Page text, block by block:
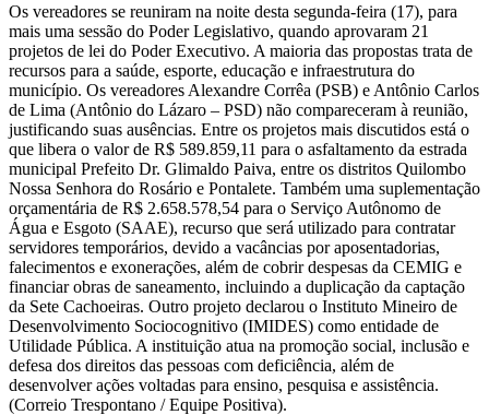
Os vereadores se reuniram na noite desta segunda-feira (17), para
mais uma sessão do Poder Legislativo, quando aprovaram 21
projetos de lei do Poder Executivo. A maioria das propostas trata de
recursos para a saúde, esporte, educação e infraestrutura do
município. Os vereadores Alexandre Corrêa (PSB) e Antônio Carlos
de Lima (Antônio do Lázaro – PSD) não compareceram à reunião,
justificando suas ausências. Entre os projetos mais discutidos está o
que libera o valor de R$ 589.859,11 para o asfaltamento da estrada
municipal Prefeito Dr. Glimaldo Paiva, entre os distritos Quilombo
Nossa Senhora do Rosário e Pontalete. Também uma suplementação
orçamentária de R$ 2.658.578,54 para o Serviço Autônomo de
Água e Esgoto (SAAE), recurso que será utilizado para contratar
servidores temporários, devido a vacâncias por aposentadorias,
falecimentos e exonerações, além de cobrir despesas da CEMIG e
financiar obras de saneamento, incluindo a duplicação da captação
da Sete Cachoeiras. Outro projeto declarou o Instituto Mineiro de
Desenvolvimento Sociocognitivo (IMIDES) como entidade de
Utilidade Pública. A instituição atua na promoção social, inclusão e
defesa dos direitos das pessoas com deficiência, além de
desenvolver ações voltadas para ensino, pesquisa e assistência.
(Correio Trespontano / Equipe Positiva).